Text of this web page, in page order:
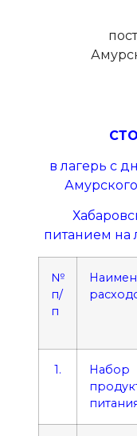
в лагерь с
питанием на
№
п/
п
1.
Набор